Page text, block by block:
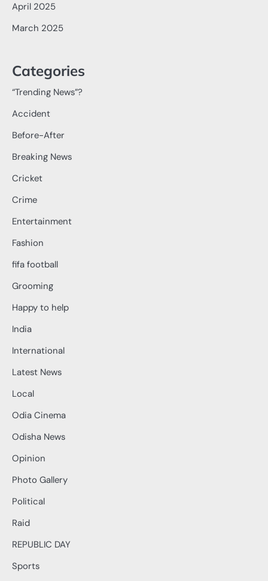
April 2025
March 2025
Categories
“Trending News”?
Accident
Before-After
Breaking News
Cricket
Crime
Entertainment
Fashion
fifa football
Grooming
Happy to help
India
International
Latest News
Local
Odia Cinema
Odisha News
Opinion
Photo Gallery
Political
Raid
REPUBLIC DAY
Sports